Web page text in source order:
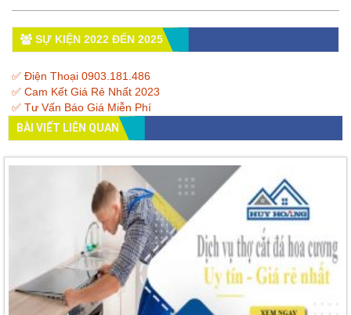
SỰ KIỆN 2022 ĐẾN 2025
✅ Điện Thoại 0903.181.486
✅ Cam Kết Giá Rẻ Nhất 2023
✅ Tư Vấn Báo Giá Miễn Phí
BÀI VIẾT LIÊN QUAN